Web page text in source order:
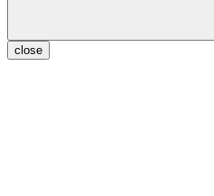
close